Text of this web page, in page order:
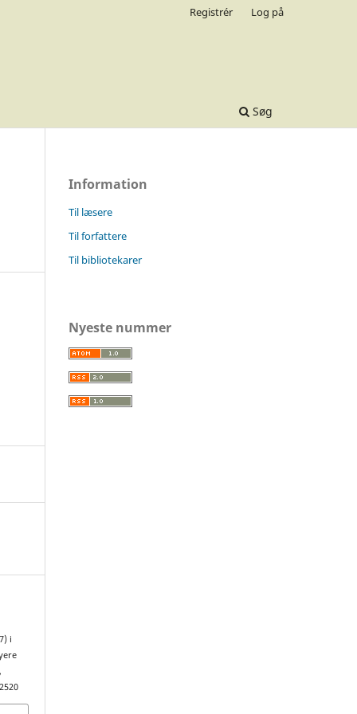
Søg
Registrér Log på
i
,
Information
Til læsere
Til forfattere
Til bibliotekarer
Nyeste nummer